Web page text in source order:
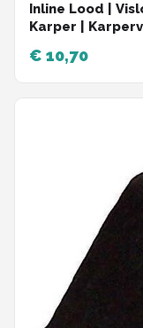
Inline Lood |
Karper |
€ 10,70